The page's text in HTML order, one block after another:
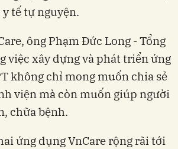
tế tự nguyện.
ông Phạm Đức Long - Tổng
việc xây dựng và phát triển ứng
không chỉ mong muốn chia sẻ
viện mà còn muốn giúp người
chữa bệnh.
ứng dụng VnCare rộng rãi tới